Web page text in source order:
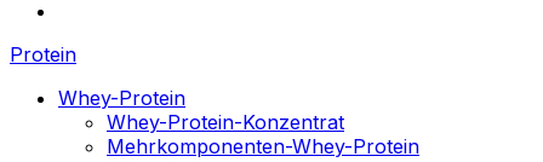
Protein
Whey-Protein
Whey-Protein-Konzentrat
Mehrkomponenten-Whey-Protein